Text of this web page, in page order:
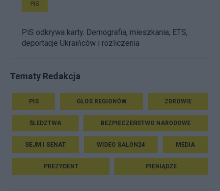
PiS
PiS odkrywa karty. Demografia, mieszkania, ETS,
deportacje Ukraińców i rozliczenia
Tematy Redakcja
PIS GŁOS REGIONÓW ZDROWIE
ŚLEDZTWA BEZPIECZEŃSTWO NARODOWE
SEJM I SENAT WIDEO SALON24 MEDIA
PREZYDENT PIENIĄDZE